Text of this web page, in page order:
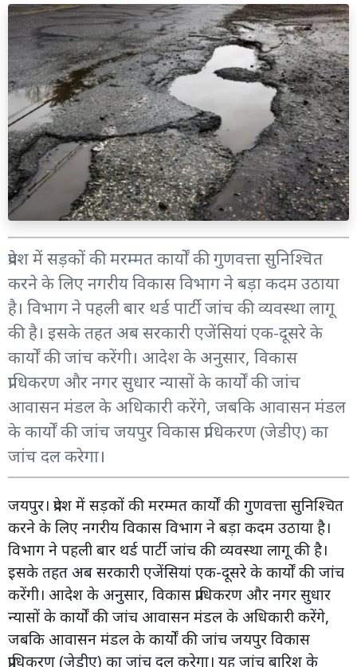
प्रदेश में सड़कों की मरम्मत कार्यों की गुणवत्ता सुनिश्चित
करने के लिए नगरीय विकास विभाग ने बड़ा कदम उठाया
है। विभाग ने पहली बार थर्ड पार्टी जांच की व्यवस्था लागू
की है। इसके तहत अब सरकारी एजेंसियां एक-दूसरे के
कार्यों की जांच करेंगी। आदेश के अनुसार, विकास
प्राधिकरण और नगर सुधार न्यासों के कार्यों की जांच
आवासन मंडल के अधिकारी करेंगे, जबकि आवासन मंडल
के कार्यों की जांच जयपुर विकास प्राधिकरण (जेडीए) का
जांच दल करेगा।
जयपुर। प्रदेश में सड़कों की मरम्मत कार्यों की गुणवत्ता सुनिश्चित
करने के लिए नगरीय विकास विभाग ने बड़ा कदम उठाया है।
विभाग ने पहली बार थर्ड पार्टी जांच की व्यवस्था लागू की है।
इसके तहत अब सरकारी एजेंसियां एक-दूसरे के कार्यों की जांच
करेंगी। आदेश के अनुसार, विकास प्राधिकरण और नगर सुधार
न्यासों के कार्यों की जांच आवासन मंडल के अधिकारी करेंगे,
जबकि आवासन मंडल के कार्यों की जांच जयपुर विकास
प्राधिकरण (जेडीए) का जांच दल करेगा। यह जांच बारिश के